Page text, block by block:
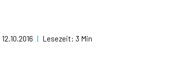
12.10.2016 | Lesezeit: 3 Min